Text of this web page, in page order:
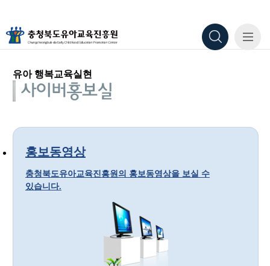
유아 행복교육실현
홍보동영상
충청북도유아교육진흥원의 홍보동영상을 보실 수
있습니다.